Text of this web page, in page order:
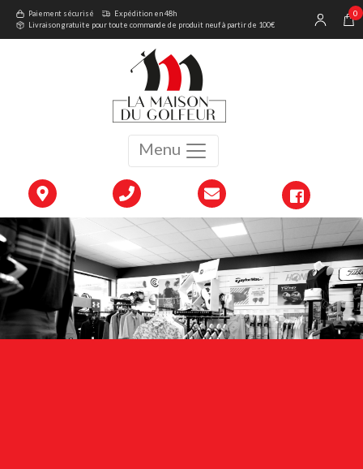
Menu
Paiement sécurisé
Expédition en 48h
Livraison gratuite pour toute commande de produit neuf à partir de 100€
0